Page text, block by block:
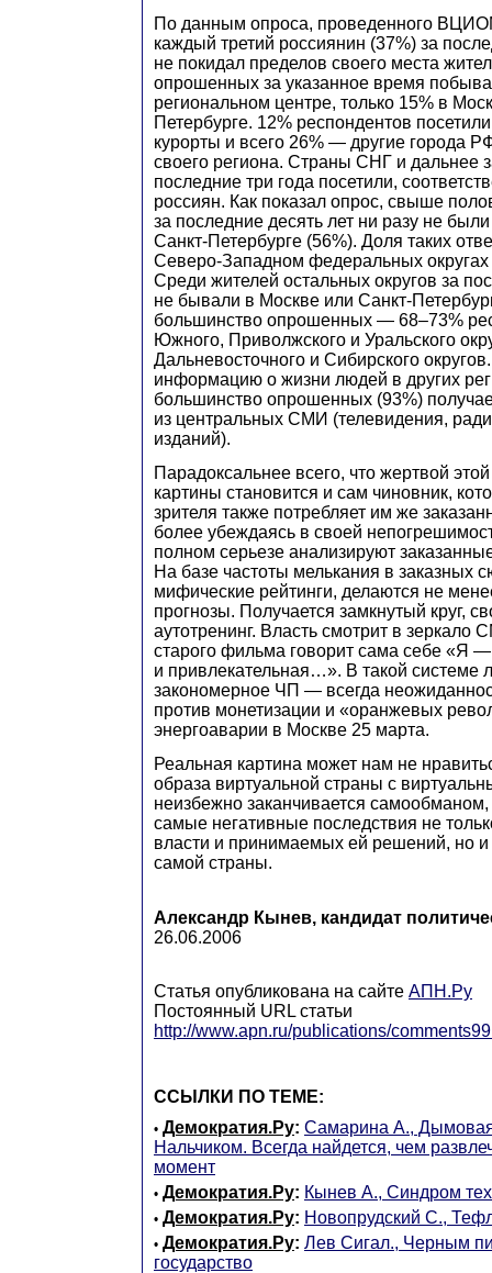
По данным опроса, проведенного
каждый третий россиянин (37%) за
не покидал пределов своего места
опрошенных за указанное время
региональном центре, только 15% в
Петербурге. 12% респондентов
курорты и всего 26% — другие города
своего региона. Страны СНГ и дальнее
последние три года посетили,
россиян. Как показал опрос, свыше
за последние десять лет ни разу не
Санкт-Петербурге (56%). Доля таких
Северо-Западном федеральных
Среди жителей остальных округов за
не бывали в Москве или Санкт-
большинство опрошенных — 68–73%
Южного, Приволжского и Уральского
Дальневосточного и Сибирского
информацию о жизни людей в других
большинство опрошенных (93%)
из центральных СМИ (телевидения,
изданий).
Парадоксальнее всего, что жертвой
картины становится и сам чиновник,
зрителя также потребляет им же
более убеждаясь в своей
полном серьезе анализируют
На базе частоты мелькания в заказных
мифические рейтинги, делаются не
прогнозы. Получается замкнутый круг,
аутотренинг. Власть смотрит в зеркало
старого фильма говорит сама себе «Я
и привлекательная…». В такой системе
закономерное ЧП — всегда
против монетизации и «оранжевых
энергоаварии в Москве 25 марта.
Реальная картина может нам не
образа виртуальной страны с
неизбежно заканчивается
самые негативные последствия не
власти и принимаемых ей решений, но
самой страны.
Александр Кынев, кандидат
26.06.2006
Статья опубликована на сайте АПН.Ру
Постоянный URL статьи
http://www.apn.ru/publications/
ССЫЛКИ ПО ТЕМЕ:
• Демократия.Ру: Самарина А.,
Нальчиком. Всегда найдется, чем
момент
• Демократия.Ру: Кынев А., Синдром
• Демократия.Ру: Новопрудский С.,
• Демократия.Ру: Лев Сигал., Черным
государство